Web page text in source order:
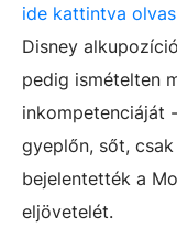
ide kattintva
Disney
pedig ismételten
inkompetenciáját
gyeplőn, sőt,
bejelentették a
eljövetelét.